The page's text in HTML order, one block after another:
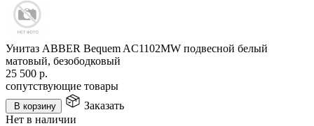
Унитаз ABBER Bequem AC1102MW подвесной белый
матовый, безободковый
25 500 р.
сопутствующие товары
В корзину
Заказать
Нет в наличии